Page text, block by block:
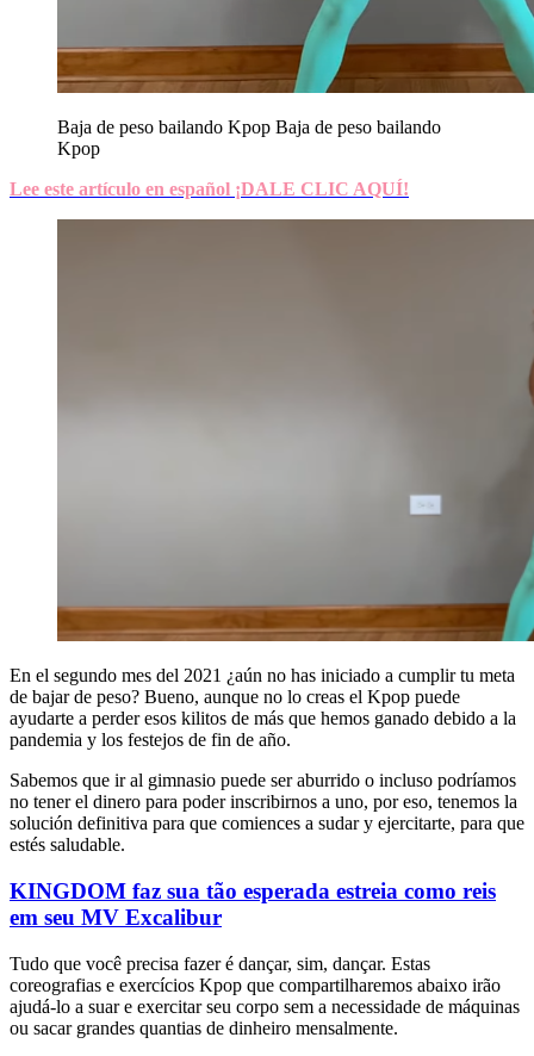
Baja de peso bailando Kpop Baja de peso bailando
Kpop
Lee este artículo en español ¡DALE CLIC AQUÍ!
En el segundo mes del 2021 ¿aún no has iniciado a cumplir tu meta
de bajar de peso? Bueno, aunque no lo creas el Kpop puede
ayudarte a perder esos kilitos de más que hemos ganado debido a la
pandemia y los festejos de fin de año.
Sabemos que ir al gimnasio puede ser aburrido o incluso podríamos
no tener el dinero para poder inscribirnos a uno, por eso, tenemos la
solución definitiva para que comiences a sudar y ejercitarte, para que
estés saludable.
KINGDOM faz sua tão esperada estreia como reis
em seu MV Excalibur
Tudo que você precisa fazer é dançar, sim, dançar. Estas
coreografias e exercícios Kpop que compartilharemos abaixo irão
ajudá-lo a suar e exercitar seu corpo sem a necessidade de máquinas
ou sacar grandes quantias de dinheiro mensalmente.